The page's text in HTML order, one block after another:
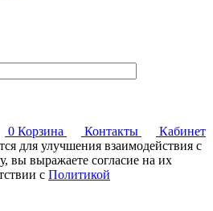
0 Корзина Контакты
Кабинет
для улучшения взаимодействия с
вы выражаете согласие на их
с Политикой